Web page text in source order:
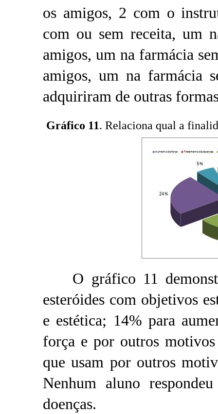
os amigos, 2 com o
com ou sem receita, um
amigos, um na farmácia
amigos, um na farmácia
adquiriram de outras
Gráfico 11. Relaciona qual a
O gráfico 11
esteróides com objetivos
e estética; 14% para
força e por outros
que usam por outros
Nenhum aluno
doenças.